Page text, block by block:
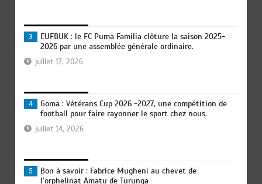
3
EUFBUK : le FC Puma Familia clôture la saison 2025-
2026 par une assemblée générale ordinaire.
juillet 17, 2026
4
Goma : Vétérans Cup 2026 -2027, une compétition de
football pour faire rayonner le sport chez nous.
juillet 14, 2026
5
Bon à savoir : Fabrice Mugheni au chevet de
l’orphelinat Amatu de Turunga